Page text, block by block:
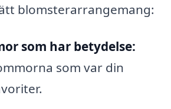
blomsterarrangemang:
som har betydelse:
som var din